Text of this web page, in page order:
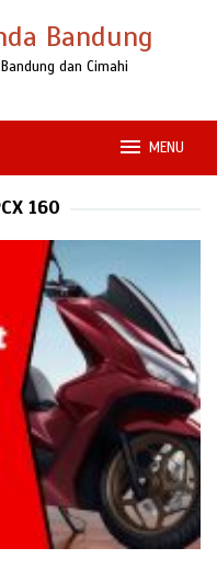
Bandung
dan Cimahi
MENU
160